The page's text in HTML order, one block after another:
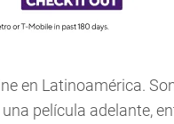
en Latinoamérica.
película adelante,